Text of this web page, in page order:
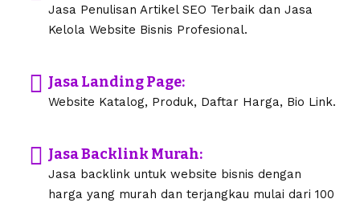
Jasa Penulisan Artikel SEO Terbaik dan Jasa
Kelola Website Bisnis Profesional.
Jasa Landing Page:
Website Katalog, Produk, Daftar Harga, Bio Link.
Jasa Backlink Murah:
Jasa backlink untuk website bisnis dengan
harga yang murah dan terjangkau mulai dari 100